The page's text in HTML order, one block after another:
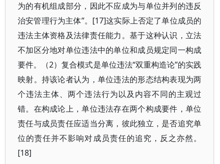
为的有机组成部分，因此不应成为与单位并列的违反
治安管理行为主体”。[17]这实际上否定了单位成员的
违法主体资格及法律责任能力。基于这种认识，立法
不加区分地对单位违法中的单位和成员规定同一构成
要件。（2）复合模式是单位违法“双重构造论”的实践
映射。持该论者认为，单位违法的形态结构表现为两
个违法主体、两个违法行为以及内容不同的主观过
错。在构成论上，单位违法存在两个构成要件，单位
责任与成员责任应适当分离，彼此独立，是否追究单
位的责任并不影响对成员责任的追究，反之亦然。
[18]